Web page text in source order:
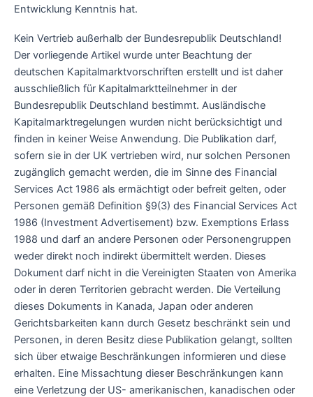
Entwicklung Kenntnis hat.
Kein Vertrieb außerhalb der Bundesrepublik Deutschland!
Der vorliegende Artikel wurde unter Beachtung der
deutschen Kapitalmarktvorschriften erstellt und ist daher
ausschließlich für Kapitalmarktteilnehmer in der
Bundesrepublik Deutschland bestimmt. Ausländische
Kapitalmarktregelungen wurden nicht berücksichtigt und
finden in keiner Weise Anwendung. Die Publikation darf,
sofern sie in der UK vertrieben wird, nur solchen Personen
zugänglich gemacht werden, die im Sinne des Financial
Services Act 1986 als ermächtigt oder befreit gelten, oder
Personen gemäß Definition §9(3) des Financial Services Act
1986 (Investment Advertisement) bzw. Exemptions Erlass
1988 und darf an andere Personen oder Personengruppen
weder direkt noch indirekt übermittelt werden. Dieses
Dokument darf nicht in die Vereinigten Staaten von Amerika
oder in deren Territorien gebracht werden. Die Verteilung
dieses Dokuments in Kanada, Japan oder anderen
Gerichtsbarkeiten kann durch Gesetz beschränkt sein und
Personen, in deren Besitz diese Publikation gelangt, sollten
sich über etwaige Beschränkungen informieren und diese
erhalten. Eine Missachtung dieser Beschränkungen kann
eine Verletzung der US- amerikanischen, kanadischen oder